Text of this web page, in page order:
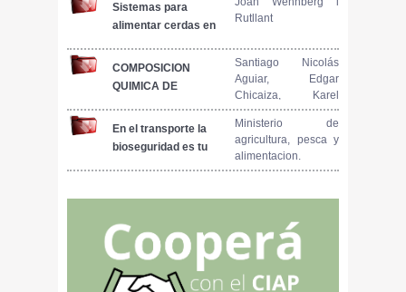
geneticos y
Sistemas para
alimentar cerdas en
Rutllant
COMPOSICION
QUIMICA DE
AGROINDUSTRIALES
DESTINADOS PARA
Santiago Nicolás
Aguiar, Edgar
Chicaiza, Karel
Diéguez-Santana,
Willan Orlando
Caicedo
En el transporte la
bioseguridad es tu
Ministerio de
agricultura, pesca y
alimentacion.